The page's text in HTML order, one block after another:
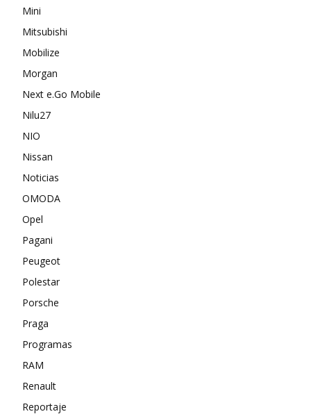
Mini
Mitsubishi
Mobilize
Morgan
Next e.Go Mobile
Nilu27
NIO
Nissan
Noticias
OMODA
Opel
Pagani
Peugeot
Polestar
Porsche
Praga
Programas
RAM
Renault
Reportaje